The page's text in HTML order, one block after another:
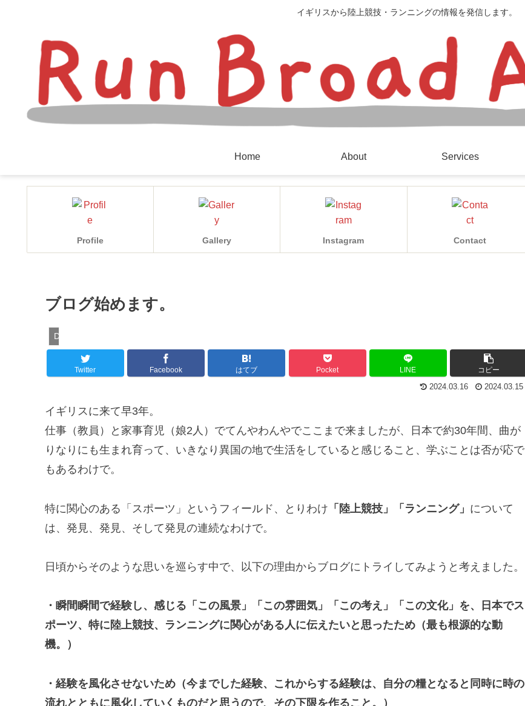
イギリスから陸上競技・ランニングの情報を発信します。
Home About Services
Profile Gallery Instagram Contact
ブログ始めます。
Daily Notes
Twitter Facebook はてブ Pocket LINE コピー
2024.03.16 2024.03.15
イギリスに来て早3年。
仕事（教員）と家事育児（娘2人）でてんやわんやでここまで来ましたが、日本で約30年間、曲が
りなりにも生まれ育って、いきなり異国の地で生活をしていると感じること、学ぶことは否が応で
もあるわけで。
特に関心のある「スポーツ」というフィールド、とりわけ 「陸上競技」「ランニング」 について
は、発見、発見、そして発見の連続なわけで。
日頃からそのような思いを巡らす中で、以下の理由からブログにトライしてみようと考えました。
・瞬間瞬間で経験し、感じる「この風景」「この雰囲気」「この考え」「この文化」を、日本でス
ポーツ、特に陸上競技、ランニングに関心がある人に伝えたいと思ったため（最も根源的な動
機。）
・経験を風化させないため（今までした経験、これからする経験は、自分の糧となると同時に時の
流れとともに風化していくものだと思うので、その下限を作ること。）